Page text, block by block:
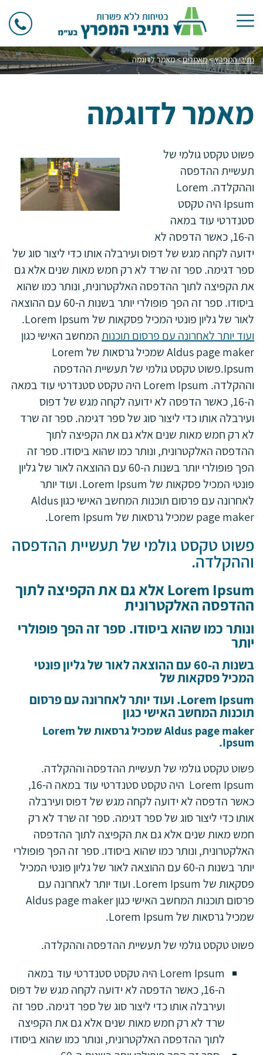
נתיבי המפרץ>מאמרים>מאמר לדוגמה
מאמר לדוגמה
פשוט טקסט גולמי של
תעשיית ההדפסה
וההקלדה. Lorem
Ipsum היה טקסט
סטנדרטי עוד במאה
ה-16, כאשר הדפסה לא
ידועה לקחה מגש של דפוס ועירבלה אותו כדי ליצור סוג של
ספר דגימה. ספר זה שרד לא רק חמש מאות שנים אלא גם
את הקפיצה לתוך ההדפסה האלקטרונית, ונותר כמו שהוא
ביסודו. ספר זה הפך פופולרי יותר בשנות ה-60 עם ההוצאה
לאור של גליון פונטי המכיל פסקאות של Lorem Ipsum.
ועוד יותר לאחרונה עם פרסום תוכנותהמחשב האישי כגון
Aldus page maker שמכיל גרסאות של Lorem
Ipsum.פשוט טקסט גולמי של תעשיית ההדפסה
וההקלדה. Lorem Ipsum היה טקסט סטנדרטי עוד במאה
ה-16, כאשר הדפסה לא ידועה לקחה מגש של דפוס
ועירבלה אותו כדי ליצור סוג של ספר דגימה. ספר זה שרד
לא רק חמש מאות שנים אלא גם את הקפיצה לתוך
ההדפסה האלקטרונית, ונותר כמו שהוא ביסודו. ספר זה
הפך פופולרי יותר בשנות ה-60 עם ההוצאה לאור של גליון
פונטי המכיל פסקאות של Lorem Ipsum. ועוד יותר
לאחרונה עם פרסום תוכנות המחשב האישי כגון Aldus
page maker שמכיל גרסאות של Lorem Ipsum.
פשוט טקסט גולמי של תעשיית ההדפסה
וההקלדה.
Lorem Ipsum אלא גם את הקפיצה לתוך
ההדפסה האלקטרונית
ונותר כמו שהוא ביסודו. ספר זה הפך פופולרי
יותר
בשנות ה-60 עם ההוצאה לאור של גליון פונטי
המכיל פסקאות של
Lorem Ipsum. ועוד יותר לאחרונה עם פרסום
תוכנות המחשב האישי כגון
Aldus page maker שמכיל גרסאות של Lorem
Ipsum.
פשוט טקסט גולמי של תעשיית ההדפסה וההקלדה.
Lorem Ipsum היה טקסט סטנדרטי עוד במאה ה-16,
כאשר הדפסה לא ידועה לקחה מגש של דפוס ועירבלה
אותו כדי ליצור סוג של ספר דגימה. ספר זה שרד לא רק
חמש מאות שנים אלא גם את הקפיצה לתוך ההדפסה
האלקטרונית, ונותר כמו שהוא ביסודו. ספר זה הפך פופולרי
יותר בשנות ה-60 עם ההוצאה לאור של גליון פונטי המכיל
פסקאות של Lorem Ipsum. ועוד יותר לאחרונה עם
פרסום תוכנות המחשב האישי כגון Aldus page maker
שמכיל גרסאות של Lorem Ipsum.
פשוט טקסט גולמי של תעשיית ההדפסה וההקלדה.
Lorem Ipsum היה טקסט סטנדרטי עוד במאה
ה-16, כאשר הדפסה לא ידועה לקחה מגש של דפוס
ועירבלה אותו כדי ליצור סוג של ספר דגימה. ספר זה
שרד לא רק חמש מאות שנים אלא גם את הקפיצה
לתוך ההדפסה האלקטרונית, ונותר כמו שהוא ביסודו